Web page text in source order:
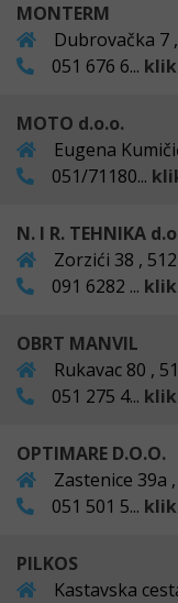
MONTERM
Dubrovačka
051 676 6...
MOTO d.o.o.
Eugena
051/71180...
N. I R. TEHNIKA
Zorzići 38 ,
091 6282 ...
OBRT MANVIL
Rukavac 80 ,
051 275 4...
OPTIMARE D.O.O.
Zastenice
051 501 5...
PILKOS
Kastavska